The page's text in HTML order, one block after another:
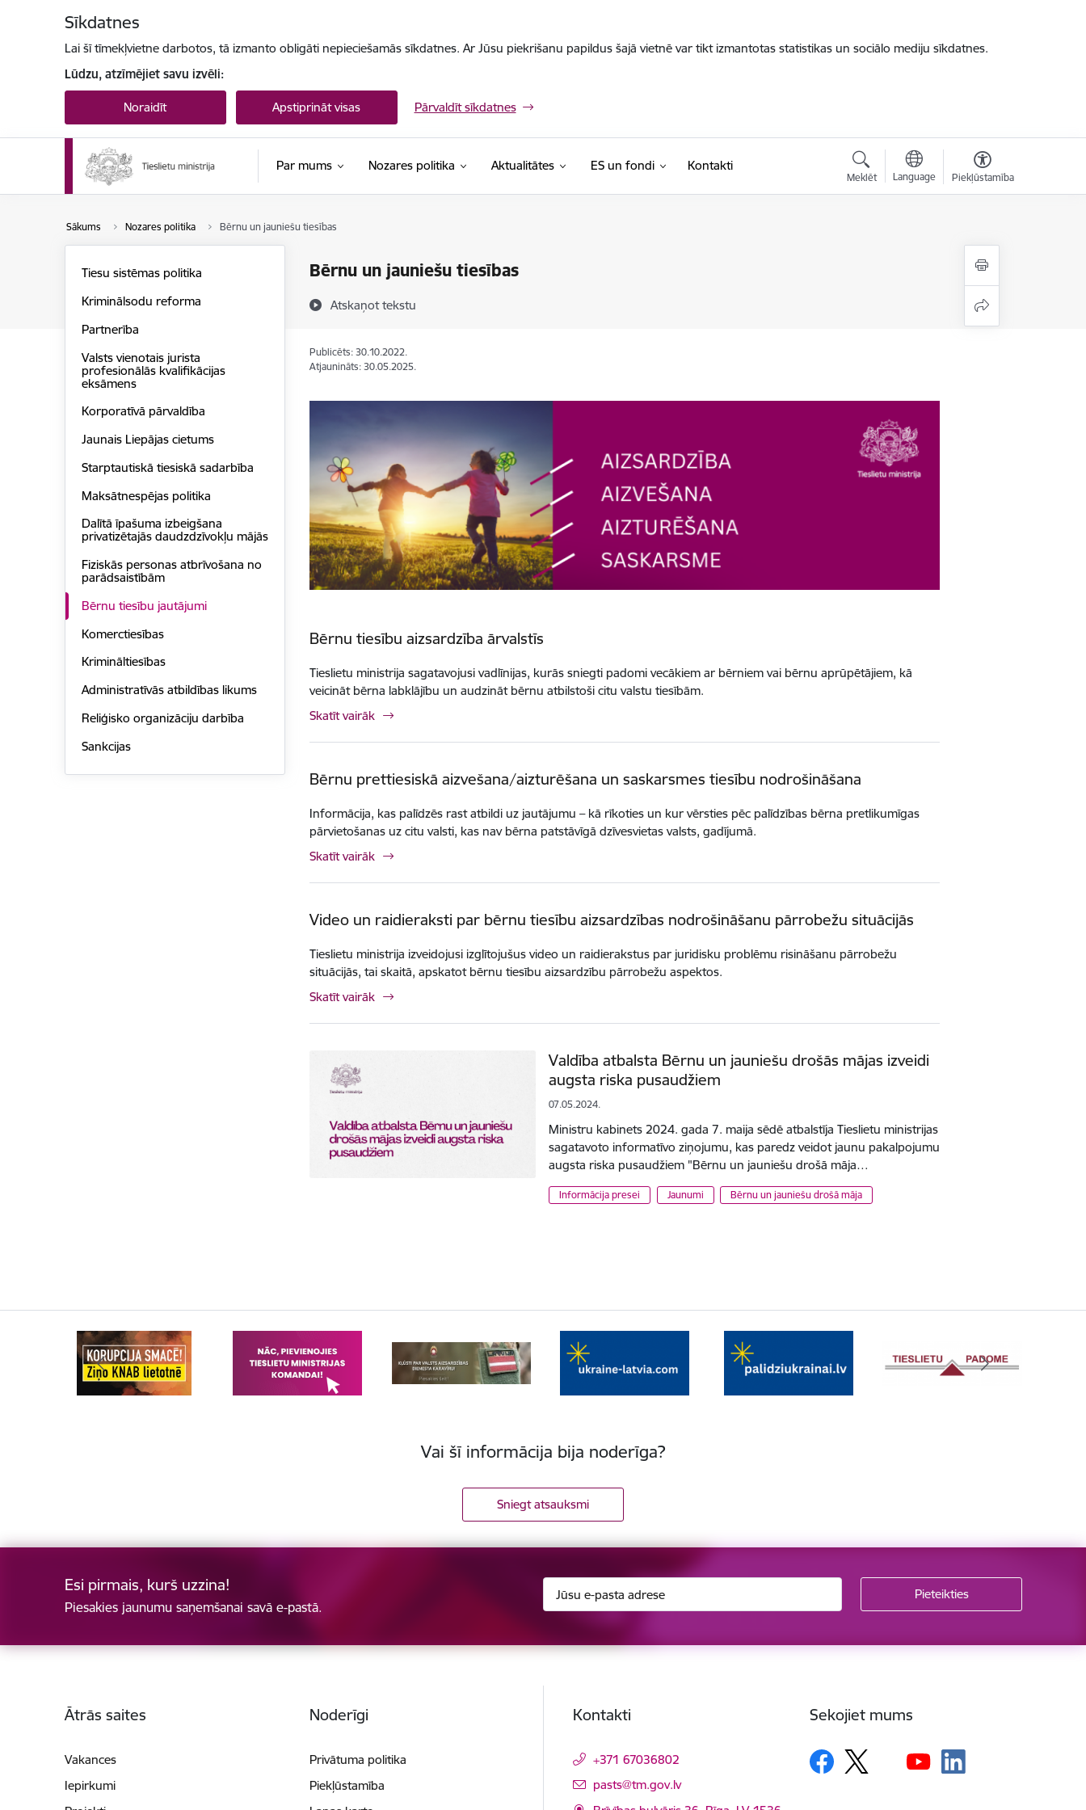
Sīkdatnes
Lai šī tīmekļvietne darbotos, tā izmanto obligāti nepieciešamās sīkdatnes. Ar Jūsu piekrišanu papildus šajā vietnē var tikt izmantotas statistikas un sociālo mediju sīkdatnes.
Lūdzu, atzīmējiet savu izvēli:
Noraidīt Apstiprināt visas Pārvaldīt sīkdatnes
Par mums Nozares politika Aktualitātes ES un fondi Kontakti
Meklēt Language Piekļūstamība
Sākums Nozares politika Bērnu un jauniešu tiesības
Bērnu un jauniešu tiesības
Atskaņot tekstu
Tiesu sistēmas politika
Kriminālsodu reforma
Partnerība
Valsts vienotais jurista
profesionālās kvalifikācijas
eksāmens
Korporatīvā pārvaldība
Jaunais Liepājas cietums
Starptautiskā tiesiskā sadarbība
Maksātnespējas politika
Dalītā īpašuma izbeigšana
privatizētajās daudzdzīvokļu mājās
Fiziskās personas atbrīvošana no
parādsaistībām
Bērnu tiesību jautājumi
Komerctiesības
Krimināltiesības
Administratīvās atbildības likums
Reliģisko organizāciju darbība
Sankcijas
Publicēts: 30.10.2022.
Atjaunināts: 30.05.2025.
Bērnu tiesību aizsardzība ārvalstīs
Tieslietu ministrija sagatavojusi vadlīnijas, kurās sniegti padomi vecākiem ar bērniem vai bērnu aprūpētājiem, kā
veicināt bērna labklājību un audzināt bērnu atbilstoši citu valstu tiesībām.
Skatīt vairāk
Bērnu prettiesiskā aizvešana/aizturēšana un saskarsmes tiesību nodrošināšana
Informācija, kas palīdzēs rast atbildi uz jautājumu – kā rīkoties un kur vērsties pēc palīdzības bērna pretlikumīgas
pārvietošanas uz citu valsti, kas nav bērna patstāvīgā dzīvesvietas valsts, gadījumā.
Skatīt vairāk
Video un raidieraksti par bērnu tiesību aizsardzības nodrošināšanu pārrobežu situācijās
Tieslietu ministrija izveidojusi izglītojušus video un raidierakstus par juridisku problēmu risināšanu pārrobežu
situācijās, tai skaitā, apskatot bērnu tiesību aizsardzību pārrobežu aspektos.
Skatīt vairāk
Valdība atbalsta Bērnu un jauniešu drošās mājas izveidi
augsta riska pusaudžiem
07.05.2024.
Ministru kabinets 2024. gada 7. maija sēdē atbalstīja Tieslietu ministrijas
sagatavoto informatīvo ziņojumu, kas paredz veidot jaunu pakalpojumu
augsta riska pusaudžiem "Bērnu un jauniešu drošā māja…
Informācija presei Jaunumi Bērnu un jauniešu drošā māja
Vai šī informācija bija noderīga?
Sniegt atsauksmi
Esi pirmais, kurš uzzina!
Piesakies jaunumu saņemšanai savā e-pastā.
Ātrās saites
Vakances
Iepirkumi
Noderīgi
Privātuma politika
Piekļūstamība
Kontakti
+371 67036802
E-pasts:
pasts@tm.gov.lv
Sekojiet mums